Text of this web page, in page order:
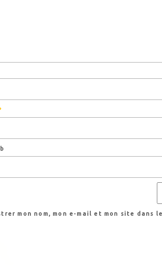
mon nom, mon e-mail et mon site dans